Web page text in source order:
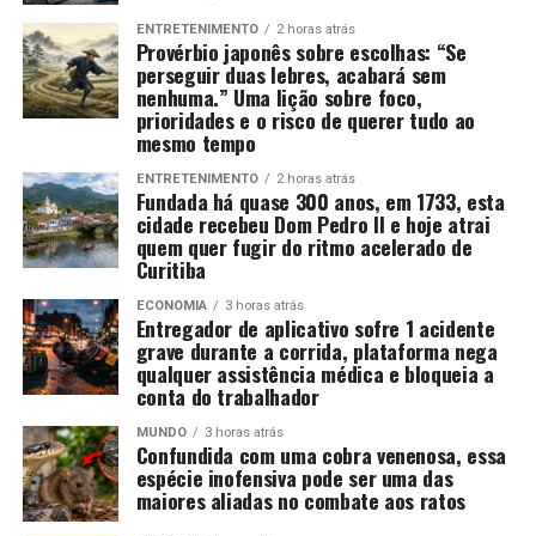
ENTRETENIMENTO 2 horas atrás
Provérbio japonês sobre escolhas: “Se
perseguir duas lebres, acabará sem
nenhuma.” Uma lição sobre foco,
prioridades e o risco de querer tudo ao
mesmo tempo
ENTRETENIMENTO 2 horas atrás
Fundada há quase 300 anos, em 1733, esta
cidade recebeu Dom Pedro II e hoje atrai
quem quer fugir do ritmo acelerado de
Curitiba
ECONOMIA 3 horas atrás
Entregador de aplicativo sofre 1 acidente
grave durante a corrida, plataforma nega
qualquer assistência médica e bloqueia a
conta do trabalhador
MUNDO 3 horas atrás
Confundida com uma cobra venenosa, essa
espécie inofensiva pode ser uma das
maiores aliadas no combate aos ratos